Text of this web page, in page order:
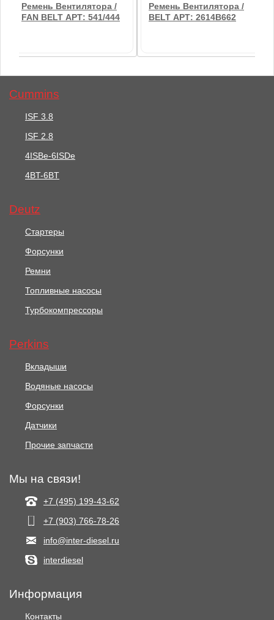
Ремень Вентилятора /
FAN BELT АРТ: 541/444
15335 руб.
Ремень Вентилятора /
Ремень Вентилятора /
BELT АРТ: 2614B662
Cummins
ISF 3.8
ISF 2.8
4ISBe-6ISDe
4BT-6BT
Deutz
Стартеры
Форсунки
Ремни
Топливные насосы
Турбокомпрессоры
Perkins
Вкладыши
Водяные насосы
Форсунки
Датчики
Прочие запчасти
Мы на связи!
+7 (495) 199-43-62
+7 (903) 766‑78-26
info@inter-diesel.ru
interdiesel
Информация
Контакты